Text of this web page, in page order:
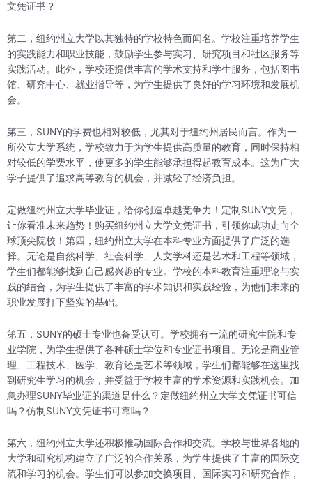
文凭证书？
第二，纽约州立大学以其独特的学校特色而闻名。学校注重培养学生
的实践能力和职业技能，鼓励学生参与实习、研究项目和社区服务等
实践活动。此外，学校还提供丰富的学术支持和学生服务，包括图书
馆、研究中心、就业指导等，为学生提供了良好的学习环境和发展机
会。
第三，SUNY的学费也相对较低，尤其对于纽约州居民而言。作为一
所公立大学系统，学校致力于为学生提供高质量的教育，同时保持相
对较低的学费水平，使更多的学生能够承担得起教育成本。这为广大
学子提供了追求高等教育的机会，并减轻了经济负担。
定做纽约州立大学毕业证，给你创造卓越竞争力！定制SUNY文凭，
让你看准未来趋势！购买纽约州立大学文凭证书，引领你成功走向全
球顶尖院校！第四，纽约州立大学在本科专业方面提供了广泛的选
择。无论是自然科学、社会科学、人文学科还是艺术和工程等领域，
学生们都能够找到自己感兴趣的专业。学校的本科教育注重理论与实
践的结合，为学生提供了丰富的学术知识和实践经验，为他们未来的
职业发展打下坚实的基础。
第五，SUNY的硕士专业也备受认可。学校拥有一流的研究生院和专
业学院，为学生提供了各种硕士学位和专业证书项目。无论是商业管
理、工程技术、医学、教育还是艺术等领域，学生们都能够在这里找
到研究生学习的机会，并受益于学校丰富的学术资源和实践机会。加
急办理SUNY毕业证的渠道是什么？定做纽约州立大学文凭证书可信
吗？仿制SUNY文凭证书可靠吗？
第六，纽约州立大学还积极推动国际合作和交流。学校与世界各地的
大学和研究机构建立了广泛的合作关系，为学生提供了丰富的国际交
流和学习的机会。学生们可以参加交换项目、国际实习和研究合作，